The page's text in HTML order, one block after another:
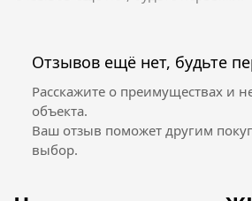
Отзывов ещё нет, будьте
Расскажите о преимуществах и
объекта.
Ваш отзыв поможет другим
выбор.